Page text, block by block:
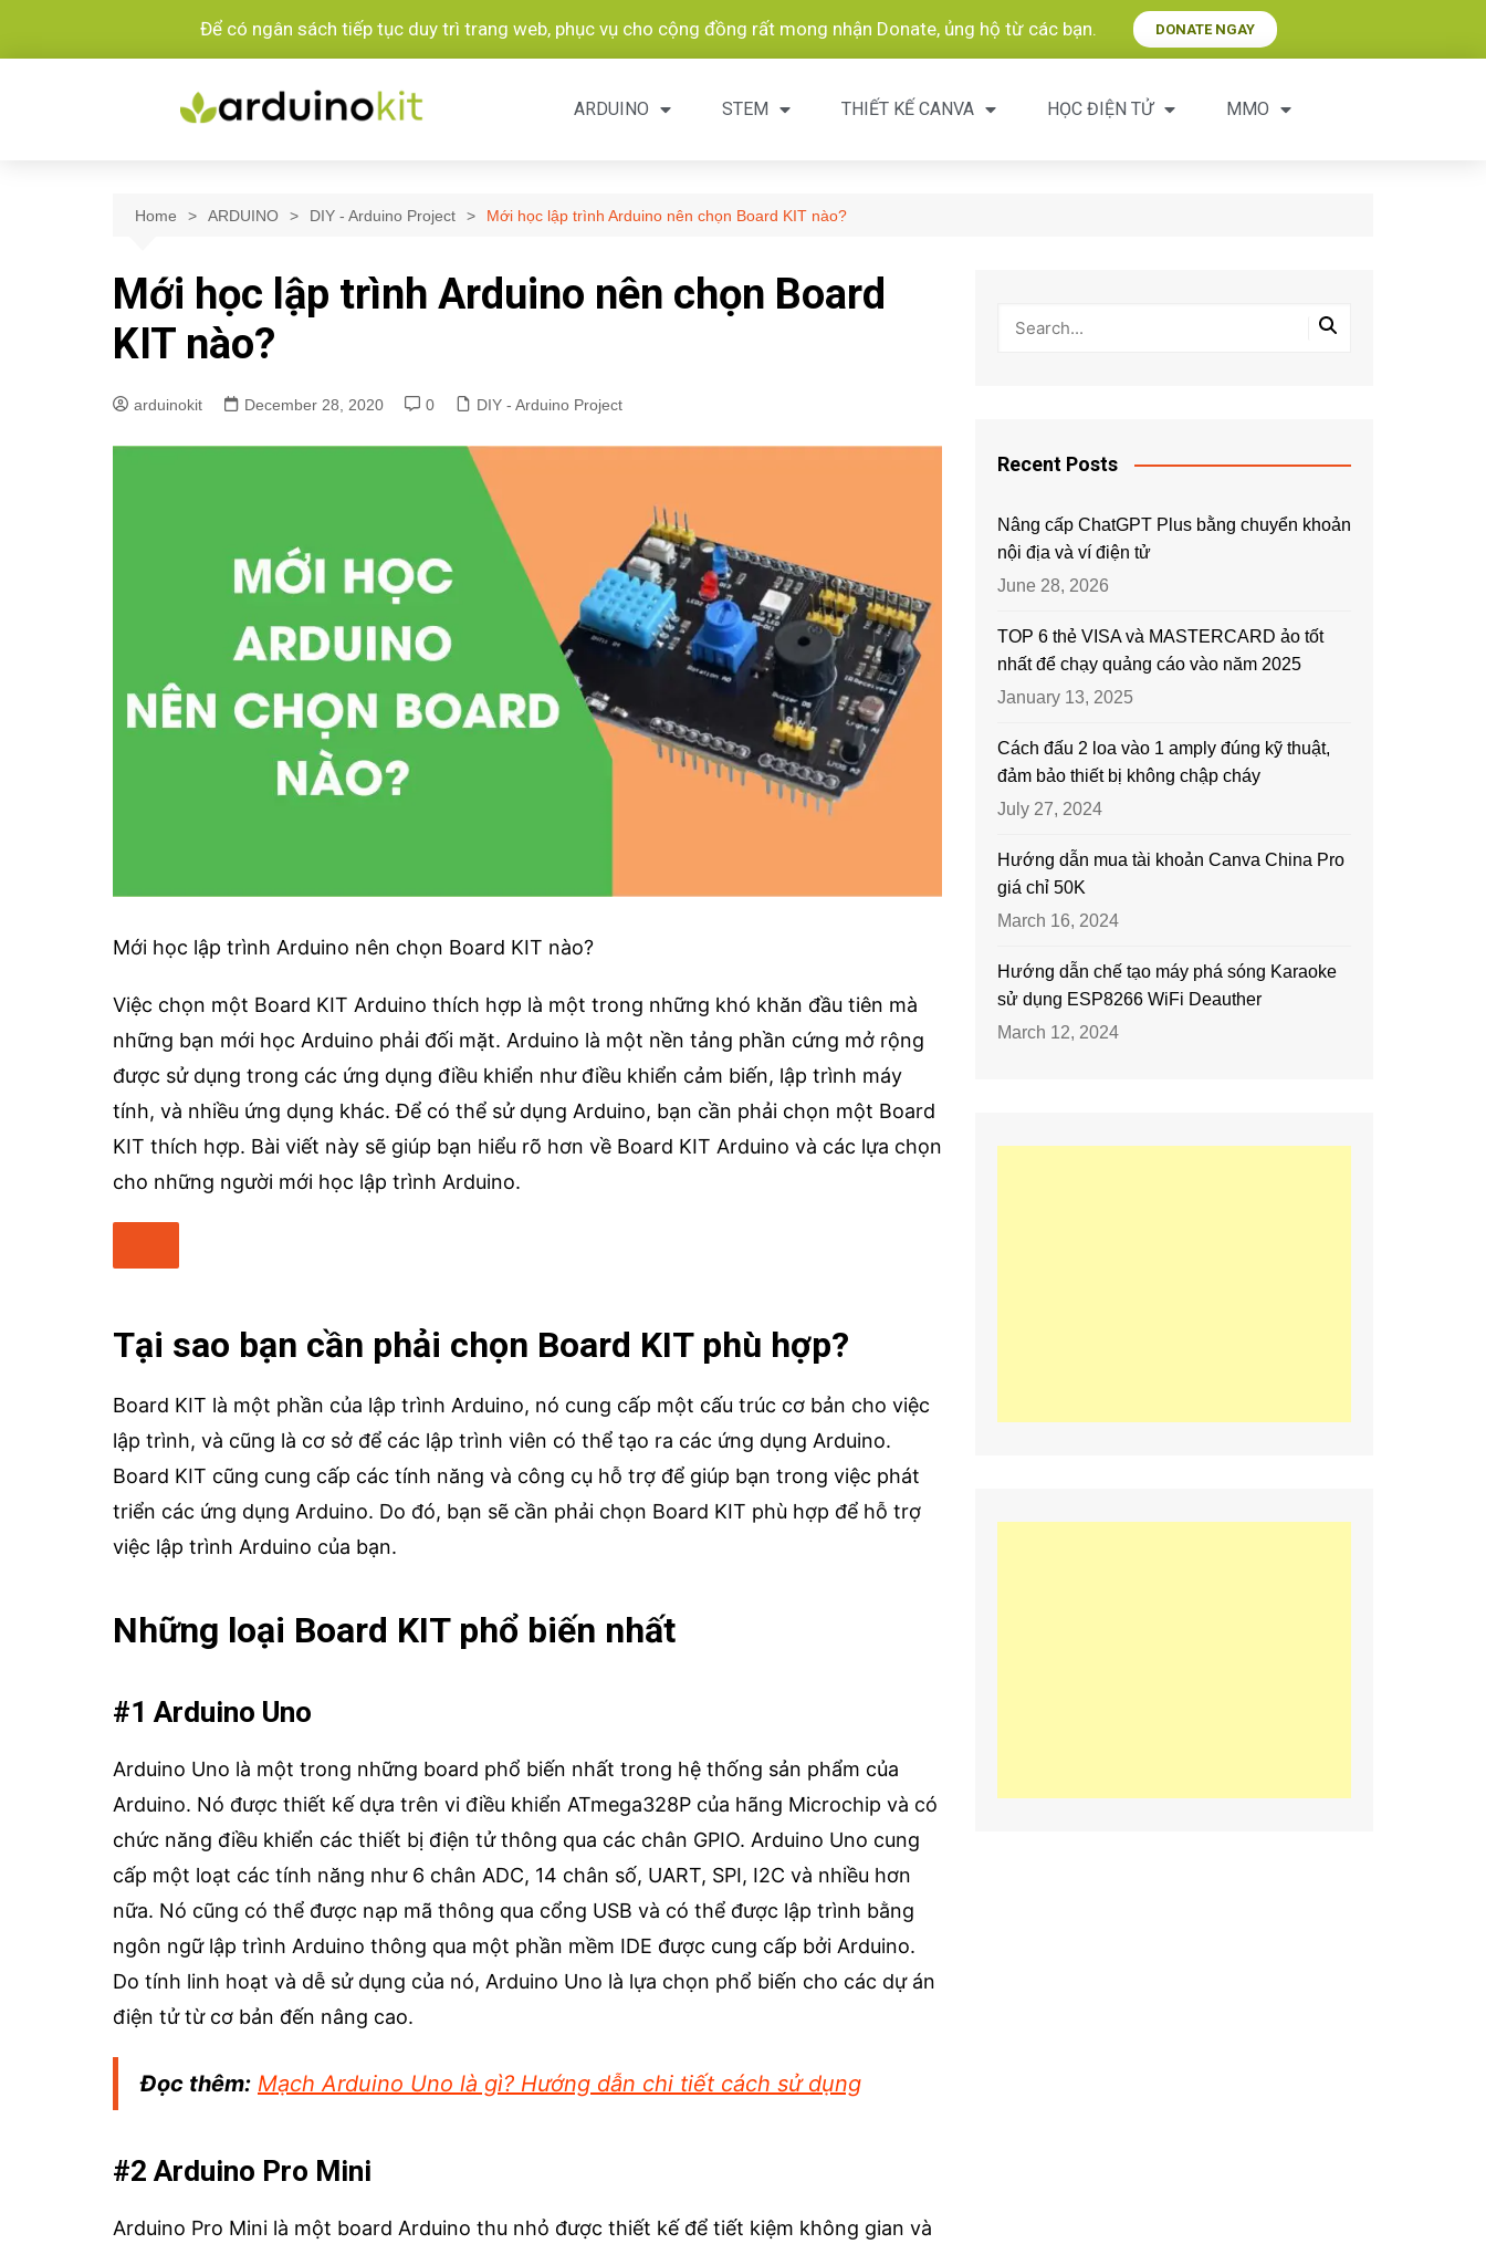
Để có ngân sách tiếp tục duy trì trang web, phục vụ cho cộng đồng rất mong nhận Donate, ủng hộ từ các bạn.​ DONATE NGAY
ARDUINO STEM THIẾT KẾ CANVA HỌC ĐIỆN TỬ MMO
Home ARDUINO DIY - Arduino Project Mới học lập trình Arduino nên chọn Board KIT nào?
Mới học lập trình Arduino nên chọn Board
KIT nào?
arduinokit December 28, 2020 0 DIY - Arduino Project
Mới học lập trình Arduino nên chọn Board KIT nào?
Việc chọn một Board KIT Arduino thích hợp là một trong những khó khăn đầu tiên mà
những bạn mới học Arduino phải đối mặt. Arduino là một nền tảng phần cứng mở rộng
được sử dụng trong các ứng dụng điều khiển như điều khiển cảm biến, lập trình máy
tính, và nhiều ứng dụng khác. Để có thể sử dụng Arduino, bạn cần phải chọn một Board
KIT thích hợp. Bài viết này sẽ giúp bạn hiểu rõ hơn về Board KIT Arduino và các lựa chọn
cho những người mới học lập trình Arduino.
Tại sao bạn cần phải chọn Board KIT phù hợp?
Board KIT là một phần của lập trình Arduino, nó cung cấp một cấu trúc cơ bản cho việc
lập trình, và cũng là cơ sở để các lập trình viên có thể tạo ra các ứng dụng Arduino.
Board KIT cũng cung cấp các tính năng và công cụ hỗ trợ để giúp bạn trong việc phát
triển các ứng dụng Arduino. Do đó, bạn sẽ cần phải chọn Board KIT phù hợp để hỗ trợ
việc lập trình Arduino của bạn.
Những loại Board KIT phổ biến nhất
#1 Arduino Uno
Arduino Uno là một trong những board phổ biến nhất trong hệ thống sản phẩm của
Arduino. Nó được thiết kế dựa trên vi điều khiển ATmega328P của hãng Microchip và có
chức năng điều khiển các thiết bị điện tử thông qua các chân GPIO. Arduino Uno cung
cấp một loạt các tính năng như 6 chân ADC, 14 chân số, UART, SPI, I2C và nhiều hơn
nữa. Nó cũng có thể được nạp mã thông qua cổng USB và có thể được lập trình bằng
ngôn ngữ lập trình Arduino thông qua một phần mềm IDE được cung cấp bởi Arduino.
Do tính linh hoạt và dễ sử dụng của nó, Arduino Uno là lựa chọn phổ biến cho các dự án
điện tử từ cơ bản đến nâng cao.
Đọc thêm: Mạch Arduino Uno là gì? Hướng dẫn chi tiết cách sử dụng
#2 Arduino Pro Mini
Arduino Pro Mini là một board Arduino thu nhỏ được thiết kế để tiết kiệm không gian và
Recent Posts
Nâng cấp ChatGPT Plus bằng chuyển khoản
nội địa và ví điện tử
June 28, 2026
TOP 6 thẻ VISA và MASTERCARD ảo tốt
nhất để chạy quảng cáo vào năm 2025
January 13, 2025
Cách đấu 2 loa vào 1 amply đúng kỹ thuật,
đảm bảo thiết bị không chập cháy
July 27, 2024
Hướng dẫn mua tài khoản Canva China Pro
giá chỉ 50K
March 16, 2024
Hướng dẫn chế tạo máy phá sóng Karaoke
sử dụng ESP8266 WiFi Deauther
March 12, 2024